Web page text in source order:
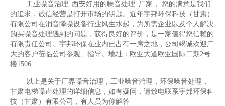
工业噪音治理_西安好用的噪音处理_厂家， 您的满意是我们
的追求，诚信经营是打开市场的钥匙。近年宇邦环保科技（甘肃）
有限公司在消音降噪设备行业风生水起，为所需企业以及个人解决
购买噪音处理遇到的问题，获得良好的评价，是一家值得您信赖的
有限责任公司。宇邦环保在业内已占有一席之地，公司竭诚欢迎广
大的客户莅临公司参观、指导。地址：欧亚大道欧亚国际二期2号
楼1506
以上是关于厂界噪音治理，工业噪音治理，环保噪音处理，
甘肃电梯噪声处理的详细信息，如有疑问，请致电联系宇邦环保科
技（甘肃）有限公司，有人员为你解答